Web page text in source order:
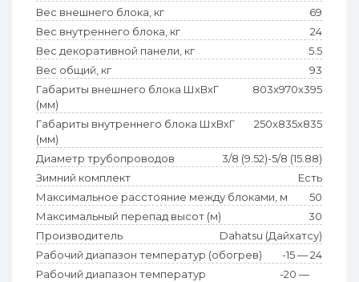
Вес внешнего блока, кг
69
Вес внутреннего блока, кг
24
Вес декоративной панели, кг
5.5
Вес общий, кг
93
Габариты внешнего блока ШхВхГ
(мм)
803x970x395
Габариты внутреннего блока ШхВхГ
(мм)
250x835x835
Диаметр трубопроводов
3/8 (9.52)-5/8 (15.88)
Зимний комплект
Есть
Максимальное расстояние между блоками, м
50
Максимальный перепад высот (м)
30
Производитель
Dahatsu (Дайхатсу)
Рабочий диапазон температур (обогрев)
-15 — 24
Рабочий диапазон температур
-20 —